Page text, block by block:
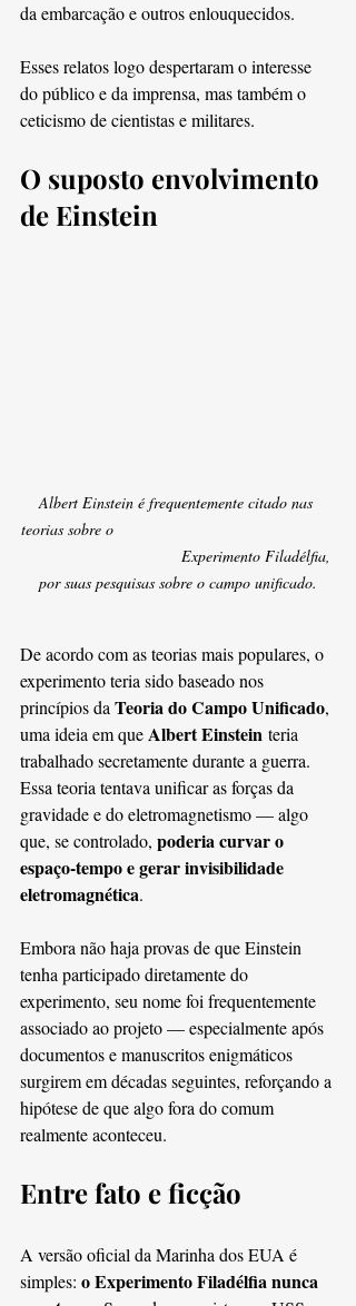
da embarcação e outros enlouquecidos.
Esses relatos logo despertaram o interesse
do público e da imprensa, mas também o
ceticismo de cientistas e militares.
O suposto envolvimento
de Einstein
Albert Einstein é frequentemente citado nas
teorias sobre o
                                    Experimento Filadélfia,
por suas pesquisas sobre o campo unificado.
De acordo com as teorias mais populares, o
experimento teria sido baseado nos
princípios da Teoria do Campo Unificado,
uma ideia em que Albert Einstein teria
trabalhado secretamente durante a guerra.
Essa teoria tentava unificar as forças da
gravidade e do eletromagnetismo — algo
que, se controlado, poderia curvar o
espaço-tempo e gerar invisibilidade
eletromagnética.
Embora não haja provas de que Einstein
tenha participado diretamente do
experimento, seu nome foi frequentemente
associado ao projeto — especialmente após
documentos e manuscritos enigmáticos
surgirem em décadas seguintes, reforçando a
hipótese de que algo fora do comum
realmente aconteceu.
Entre fato e ficção
A versão oficial da Marinha dos EUA é
simples: o Experimento Filadélfia nunca